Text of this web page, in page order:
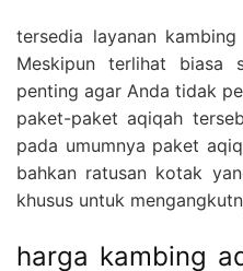
tersedia layanan
Meskipun terlihat biasa
penting agar Anda tidak
paket-paket aqiqah
pada umumnya paket
bahkan ratusan kotak
khusus untuk
harga kambing